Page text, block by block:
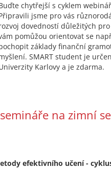
chytřejší s cyklem
jsme pro vás
dovedností důležitých
pomůžou orientovat se
základy finanční
SMART student je
Karlovy a je zdarma.
na zimní
efektivního učení -